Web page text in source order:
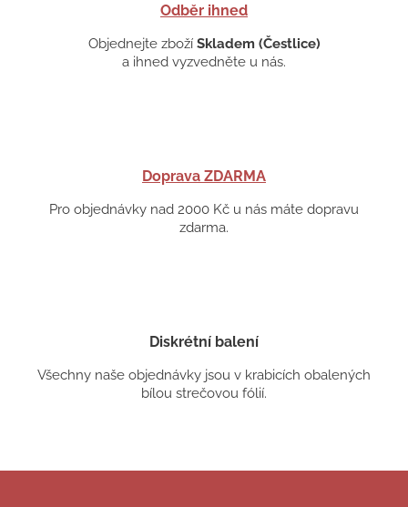
Odběr ihned
Objednejte zboží Skladem (Čestlice)
a ihned vyzvedněte u nás.
Doprava ZDARMA
Pro objednávky nad 2000 Kč u nás máte dopravu
zdarma.
Diskrétní balení
Všechny naše objednávky jsou v krabicích obalených
bílou strečovou fólií.